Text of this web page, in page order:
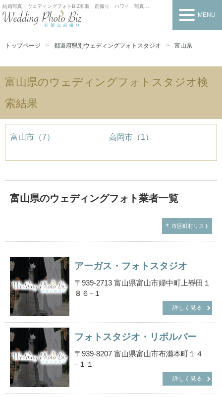
結婚写真・ウェディングフォトBIZ和装 前撮り ハワイ 写真だけの結婚式
MENU
トップページ 都道府県別ウェディングフォトスタジオ 富山県
富山県のウェディングフォトスタジオ検
索結果
富山市（7） 高岡市（1）
富山県のウェディングフォト業者一覧
arrow_upward 市区町村リスト
アーガス・フォトスタジオ
〒939-2713 富山県富山市婦中町上轡田１
８６−１
詳しく見る
フォトスタジオ・リボルバー
〒939-8207 富山県富山市布瀬本町１４
−１１
詳しく見る